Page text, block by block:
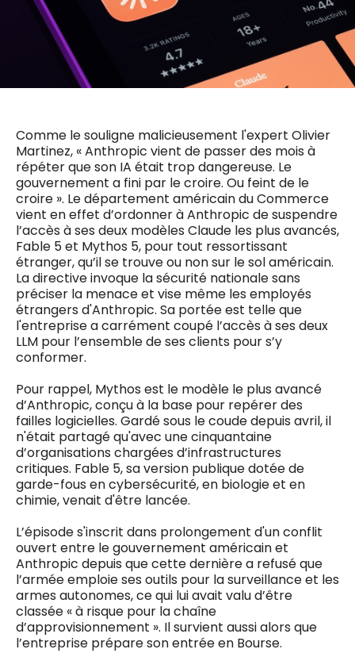
Comme le souligne malicieusement l'expert Olivier
Martinez, « Anthropic vient de passer des mois à
répéter que son IA était trop dangereuse. Le
gouvernement a fini par le croire. Ou feint de le
croire ». Le département américain du Commerce
vient en effet d’ordonner à Anthropic de suspendre
l’accès à ses deux modèles Claude les plus avancés,
Fable 5 et Mythos 5, pour tout ressortissant
étranger, qu’il se trouve ou non sur le sol américain.
La directive invoque la sécurité nationale sans
préciser la menace et vise même les employés
étrangers d'Anthropic. Sa portée est telle que
l'entreprise a carrément coupé l’accès à ses deux
LLM pour l’ensemble de ses clients pour s’y
conformer.
Pour rappel, Mythos est le modèle le plus avancé
d’Anthropic, conçu à la base pour repérer des
failles logicielles. Gardé sous le coude depuis avril, il
n'était partagé qu'avec une cinquantaine
d’organisations chargées d’infrastructures
critiques. Fable 5, sa version publique dotée de
garde-fous en cybersécurité, en biologie et en
chimie, venait d'être lancée.
L’épisode s'inscrit dans prolongement d'un conflit
ouvert entre le gouvernement américain et
Anthropic depuis que cette dernière a refusé que
l’armée emploie ses outils pour la surveillance et les
armes autonomes, ce qui lui avait valu d’être
classée « à risque pour la chaîne
d’approvisionnement ». Il survient aussi alors que
l’entreprise prépare son entrée en Bourse.
0498 88 64 89
f.bouchar@mm.be
Chief Editor
Griet Byl
Chief Editor
Damien Lemaire
0477 37 31 65
d.lemaire@mm.be
VALIDER
NOTRE CONTENU DIGITAL :
5 x week
MM e - News
1 x week
MM Brunch
1 x week
MM Tech
10 x year
MM Best of
Research
10 x year
MM Blue
4 x year
MM Magazine
(digital)
Des questions ?